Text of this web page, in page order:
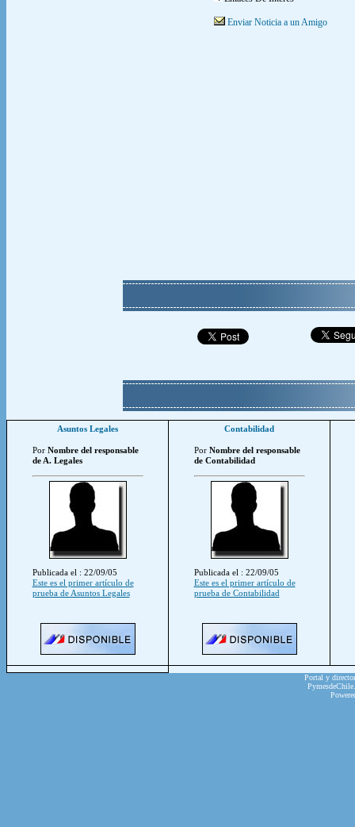
Enviar Noticia a un Amigo
Asuntos Legales
Por Nombre del responsable
de A. Legales
Publicada el : 22/09/05
Este es el primer artículo de
prueba de Asuntos Legales
Contabilidad
Por Nombre del responsable
de Contabilidad
Publicada el : 22/09/05
Este es el primer artículo de
prueba de Contabilidad
Portal y